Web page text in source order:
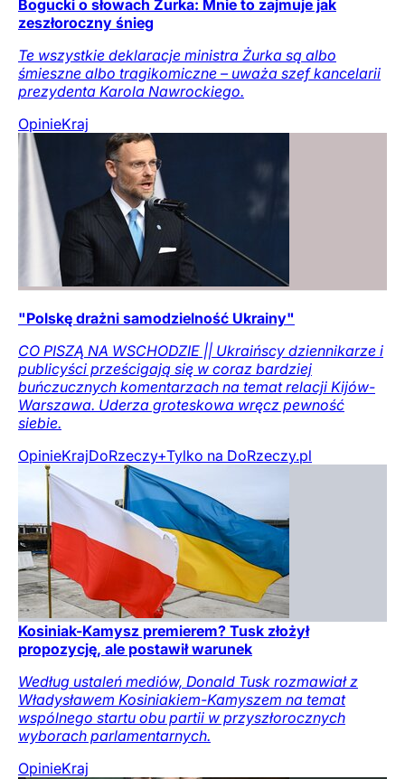
Bogucki o słowach Żurka: Mnie to zajmuje jak
zeszłoroczny śnieg
Te wszystkie deklaracje ministra Żurka są albo
śmieszne albo tragikomiczne – uważa szef kancelarii
prezydenta Karola Nawrockiego.
OpinieKraj
"Polskę drażni samodzielność Ukrainy"
CO PISZĄ NA WSCHODZIE || Ukraińscy dziennikarze i
publicyści prześcigają się w coraz bardziej
buńczucznych komentarzach na temat relacji Kijów-
Warszawa. Uderza groteskowa wręcz pewność
siebie.
OpinieKrajDoRzeczy+Tylko na DoRzeczy.pl
Kosiniak-Kamysz premierem? Tusk złożył
propozycję, ale postawił warunek
Według ustaleń mediów, Donald Tusk rozmawiał z
Władysławem Kosiniakiem-Kamyszem na temat
wspólnego startu obu partii w przyszłorocznych
wyborach parlamentarnych.
OpinieKraj